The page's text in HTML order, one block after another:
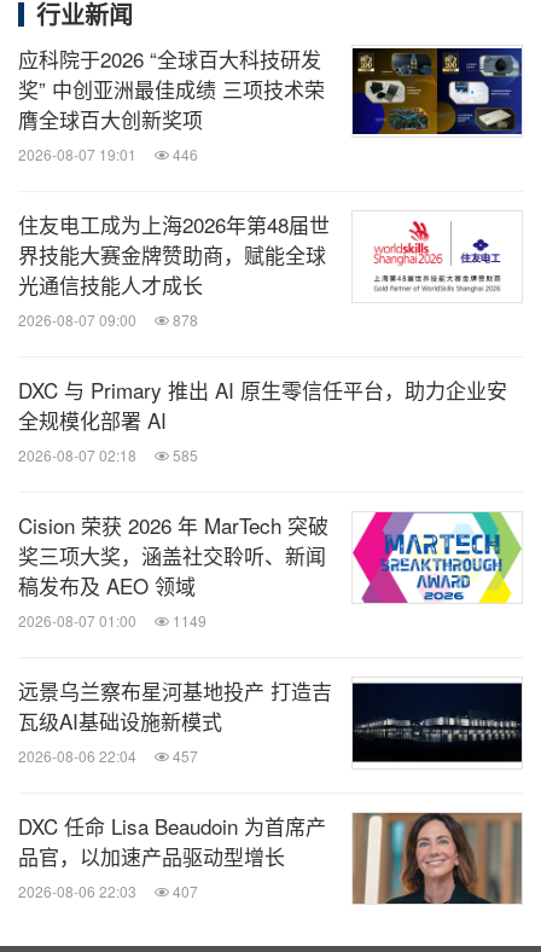
行业新闻
应科院于2026 “全球百大科技研发
奖” 中创亚洲最佳成绩 三项技术荣
膺全球百大创新奖项
2026-08-07 19:01 446
住友电工成为上海2026年第48届世
界技能大赛金牌赞助商，赋能全球
光通信技能人才成长
2026-08-07 09:00 878
DXC 与 Primary 推出 AI 原生零信任平台，助力企业安
全规模化部署 AI
2026-08-07 02:18 585
Cision 荣获 2026 年 MarTech 突破
奖三项大奖，涵盖社交聆听、新闻
稿发布及 AEO 领域
2026-08-07 01:00 1149
远景乌兰察布星河基地投产 打造吉
瓦级AI基础设施新模式
2026-08-06 22:04 457
DXC 任命 Lisa Beaudoin 为首席产
品官，以加速产品驱动型增长
2026-08-06 22:03 407